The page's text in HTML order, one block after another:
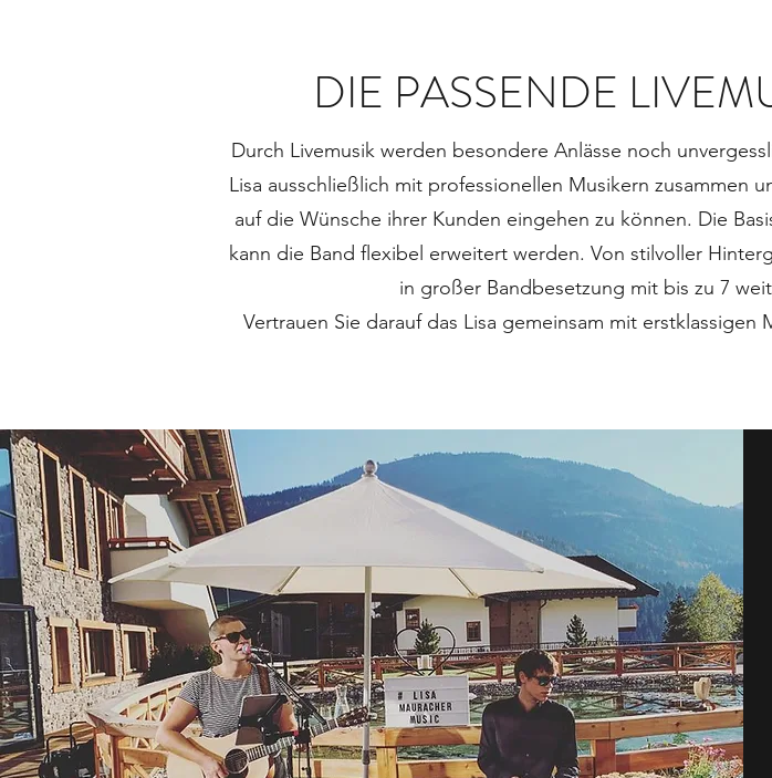
DIE PASSENDE
Durch Livemusik werden besondere Anlässe noch
Lisa ausschließlich mit professionellen Musikern
auf die Wünsche ihrer Kunden eingehen zu können. Die
kann die Band flexibel erweitert werden. Von stilvoller
in großer Bandbesetzung mit bis zu 7
Vertrauen Sie darauf das Lisa gemeinsam mit